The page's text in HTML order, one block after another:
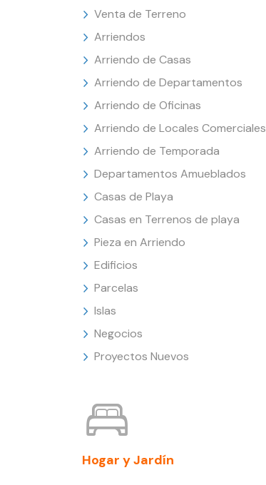
Venta de Terreno
Arriendos
Arriendo de Casas
Arriendo de Departamentos
Arriendo de Oficinas
Arriendo de Locales Comerciales
Arriendo de Temporada
Departamentos Amueblados
Casas de Playa
Casas en Terrenos de playa
Pieza en Arriendo
Edificios
Parcelas
Islas
Negocios
Proyectos Nuevos
Hogar y Jardín